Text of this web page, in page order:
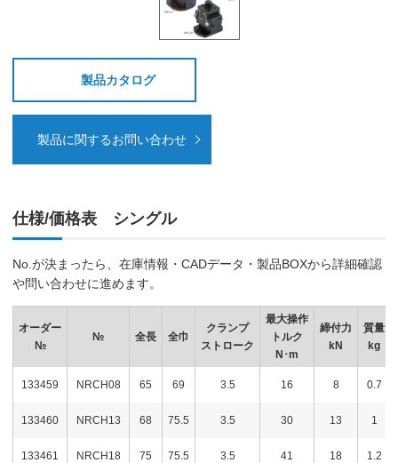
製品カタログ
製品に関するお問い合わせ
仕様/価格表 シングル
No.が決まったら、在庫情報・CADデータ・製品BOXから詳細確認
や問い合わせに進めます。
オーダー
№
№ 全長 全巾
クランプ
ストローク
最大操作
トルク
N･m
締付力
kN
質量
kg
133459 NRCH08 65 69 3.5 16 8 0.7
133460 NRCH13 68 75.5 3.5 30 13 1
133461 NRCH18 75 75.5 3.5 41 18 1.2